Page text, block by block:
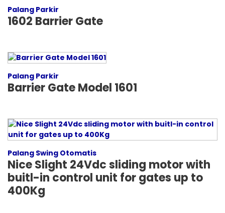
Palang Parkir
1602 Barrier Gate
Palang Parkir
Barrier Gate Model 1601
Palang Swing Otomatis
Nice Slight 24Vdc sliding motor with
buitl-in control unit for gates up to
400Kg